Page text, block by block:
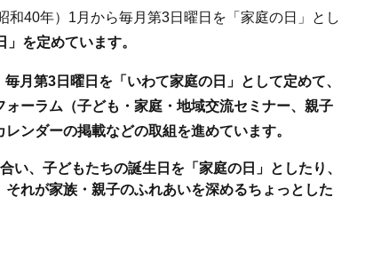
40年）1月から毎月第3日曜日を「家庭の日」とし
を定めています。
月第3日曜日を「いわて家庭の日」として定めて、
ーラム（子ども・家庭・地域交流セミナー、親子
ンダーの掲載などの取組を進めています。
い、子どもたちの誕生日を「家庭の日」としたり、
れが家族・親子のふれあいを深めるちょっとした